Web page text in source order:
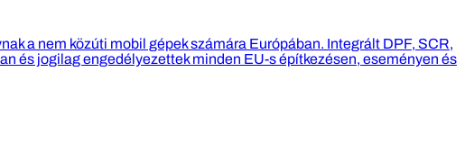
a nem közúti mobil gépek számára Európában. Integrált DPF, SCR,
és jogilag engedélyezettek minden EU-s építkezésen, eseményen és